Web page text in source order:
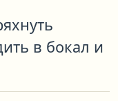
в бокал и